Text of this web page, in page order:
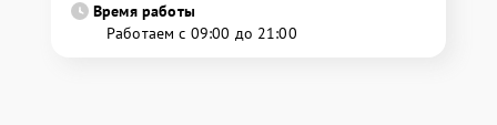
Время работы
Работаем с 09:00 до 21:00